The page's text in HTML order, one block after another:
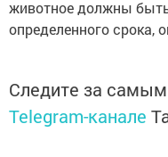
животное должны
определенного срока,
Следите за
Telegram-канале